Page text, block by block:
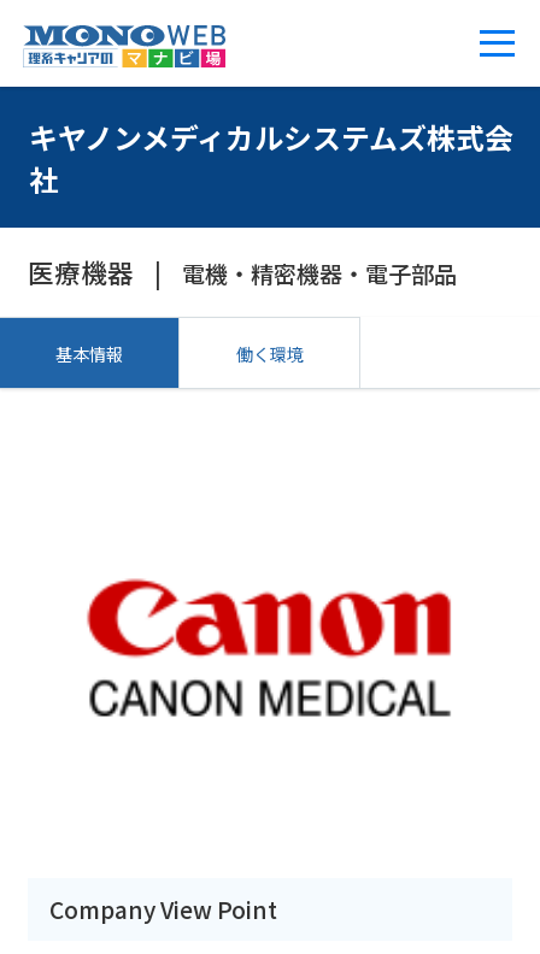
キヤノンメディカルシステムズ株式会
社
医療機器 電機・精密機器・電子部品
基本情報 働く環境
Company View Point